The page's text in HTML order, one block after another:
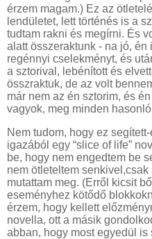
érzem magam.) Ez az
lendületet, lett történés is a
tudtam rakni és megírni. És
alatt összeraktunk - na jó,
regénnyi cselekményt, és
a sztorival, lebénított és
összraktuk, de az volt
már nem az én sztorim, és
vagyok, meg minden
Nem tudom, hogy ez
igazából egy “slice of life”
be, hogy nem engedtem be
nem ötleteltem
mutattam meg. (Erről kicsit
eseményhez kötődő
érzem, hogy kellett
novella, ott a másik
abban, hogy most egyedül is